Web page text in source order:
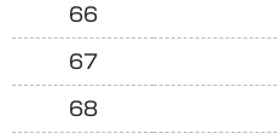
66
67
68